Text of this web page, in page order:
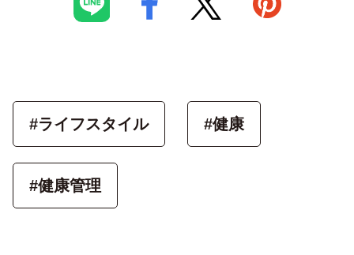
#ライフスタイル #健康
#健康管理